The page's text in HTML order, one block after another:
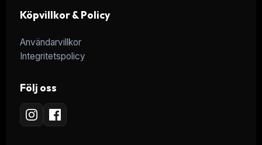
Köpvillkor & Policy
Användarvillkor
Integritetspolicy
Följ oss